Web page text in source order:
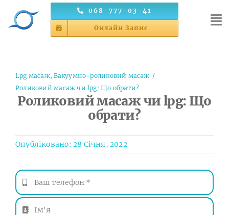
068-777-03-41
Онлайн Запис
Lpg масаж Вакуумно-роликовий масаж
Роликовий масаж чи lpg: Що обрати?
Роликовий масаж чи lpg: Що
обрати?
Опубліковано: 28 Січня, 2022